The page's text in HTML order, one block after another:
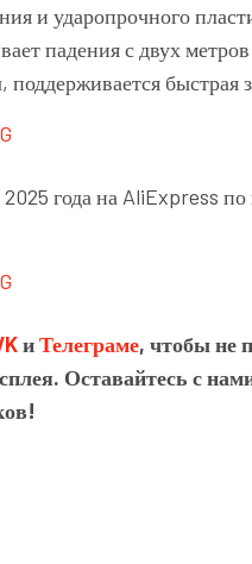
и ударопрочного
падения с двух
быстрая
года на AliExpress по
иТелеграме, чтобы не
Оставайтесь с